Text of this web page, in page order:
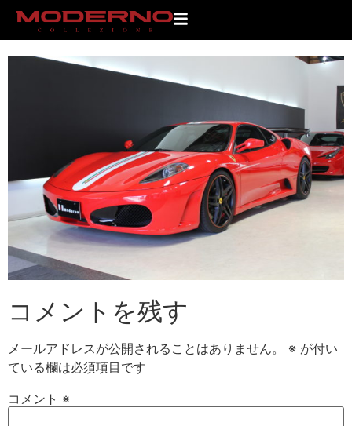
IMG_9999
コメントを残す
メールアドレスが公開されることはありません。 ※ が付い
ている欄は必須項目です
コメント ※